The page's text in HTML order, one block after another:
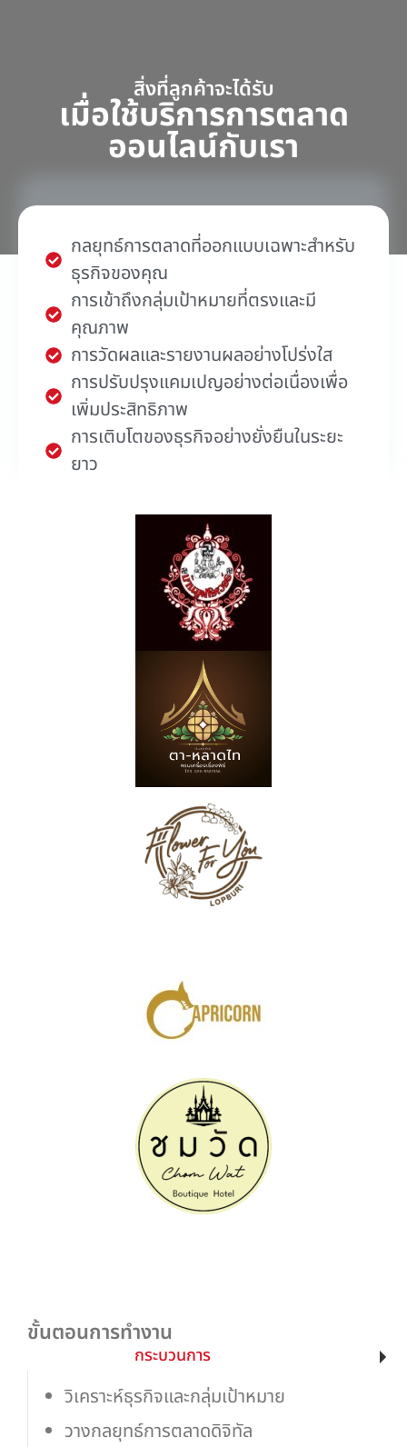
สิ่งที่ลูกค้าจะได้รับ
เมื่อใช้บริการการตลาด
ออนไลน์กับเรา
กลยุทธ์การตลาดที่ออกแบบเฉพาะสำหรับ
ธุรกิจของคุณ
การเข้าถึงกลุ่มเป้าหมายที่ตรงและมี
คุณภาพ
การวัดผลและรายงานผลอย่างโปร่งใส
การปรับปรุงแคมเปญอย่างต่อเนื่องเพื่อ
เพิ่มประสิทธิภาพ
การเติบโตของธุรกิจอย่างยั่งยืนในระยะ
ยาว
ขั้นตอนการทำงาน
กระบวนการ
วิเคราะห์ธุรกิจและกลุ่มเป้าหมาย
วางกลยุทธ์การตลาดดิจิทัล